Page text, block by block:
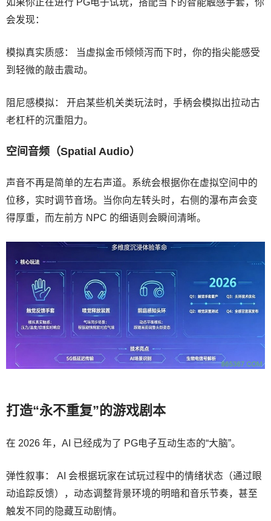
如果你正在进行 PG电子试玩，搭配当下的智能触感手套，你
会发现：
模拟真实质感： 当虚拟金币倾倾泻而下时，你的指尖能感受
到轻微的敲击震动。
阻尼感模拟： 开启某些机关类玩法时，手柄会模拟出拉动古
老杠杆的沉重阻力。
空间音频（Spatial Audio）
声音不再是简单的左右声道。系统会根据你在虚拟空间中的
位移，实时调节音场。当你向左转头时，右侧的瀑布声会变
得厚重，而左前方 NPC 的细语则会瞬间清晰。
打造“永不重复”的游戏剧本
在 2026 年，AI 已经成为了 PG电子互动生态的“大脑”。
弹性叙事： AI 会根据玩家在试玩过程中的情绪状态（通过眼
动追踪反馈），动态调整背景环境的明暗和音乐节奏，甚至
触发不同的隐藏互动剧情。